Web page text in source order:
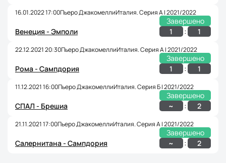
16.01.2022 17:00Пьеро ДжакомеллиИталия. Серия A | 2021/2022
Завершено
Венеция - Эмполи
1 : 1
22.12.2021 20:30Пьеро ДжакомеллиИталия. Серия A | 2021/2022
Завершено
Рома - Сампдория
1 : 1
11.12.2021 16:00Пьеро ДжакомеллиИталия. Серия Б | 2021/2022
Завершено
СПАЛ - Брешиа
~ : 2
21.11.2021 17:00Пьеро ДжакомеллиИталия. Серия A | 2021/2022
Завершено
Салернитана - Сампдория
~ : 2